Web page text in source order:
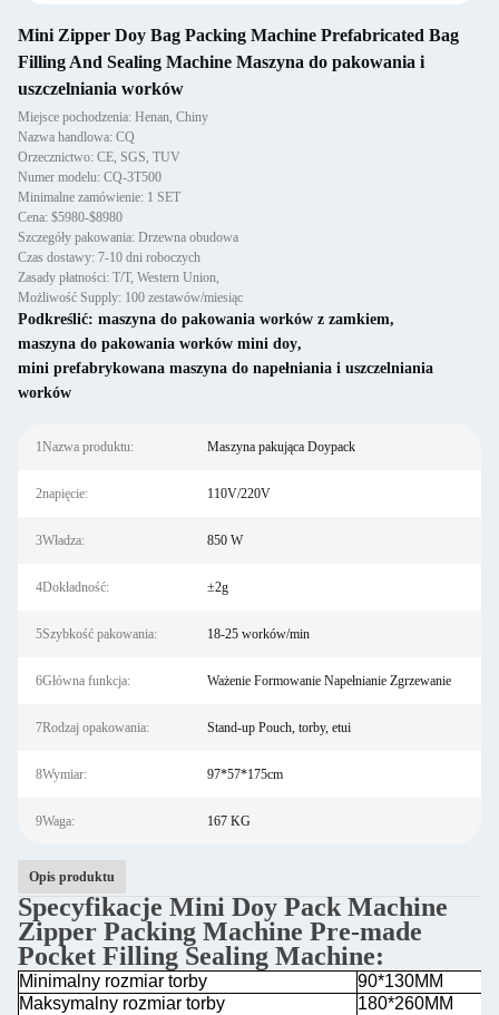
Mini Zipper Doy Bag Packing Machine Prefabricated Bag
Filling And Sealing Machine Maszyna do pakowania i
uszczelniania worków
Miejsce pochodzenia: Henan, Chiny
Nazwa handlowa: CQ
Orzecznictwo: CE, SGS, TUV
Numer modelu: CQ-3T500
Minimalne zamówienie: 1 SET
Cena: $5980-$8980
Szczegóły pakowania: Drzewna obudowa
Czas dostawy: 7-10 dni roboczych
Zasady płatności: T/T, Western Union,
Możliwość Supply: 100 zestawów/miesiąc
Podkreślić: maszyna do pakowania worków z zamkiem,
maszyna do pakowania worków mini doy,
mini prefabrykowana maszyna do napełniania i uszczelniania
worków
1Nazwa produktu: Maszyna pakująca Doypack
2napięcie: 110V/220V
3Władza: 850 W
4Dokładność: ±2g
5Szybkość pakowania: 18-25 worków/min
6Główna funkcja: Ważenie Formowanie Napełnianie Zgrzewanie
7Rodzaj opakowania: Stand-up Pouch, torby, etui
8Wymiar: 97*57*175cm
9Waga: 167 KG
Opis produktu
Specyfikacje Mini Doy Pack Machine
Zipper Packing Machine Pre-made
Pocket Filling Sealing Machine:
Minimalny rozmiar torby
90*130MM
Maksymalny rozmiar torby
180*260MM